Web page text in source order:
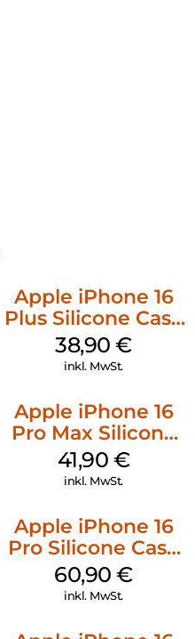
Apple iPhone 16
Plus Silicone Case
MagSafe Denim
38,90€
inkl. MwSt.
Apple iPhone 16
Pro Max Silicone
Case MagSafe
Ultramarine
41,90 €
inkl. MwSt.
Apple iPhone 16
Pro Silicone Case
MagSafe Stone
Gray
60,90€
inkl. MwSt.